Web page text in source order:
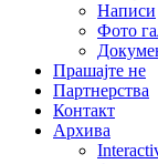
Написи
Фото
Прашајте не
Партнерства
Контакт
Архива